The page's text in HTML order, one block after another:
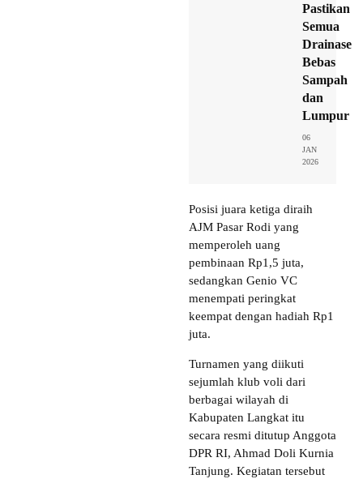
Pastikan
Semua
Drainase
Bebas
Sampah
dan
Lumpur
06
JAN
2026
Posisi juara ketiga diraih
AJM Pasar Rodi yang
memperoleh uang
pembinaan Rp1,5 juta,
sedangkan Genio VC
menempati peringkat
keempat dengan hadiah Rp1
juta.
Turnamen yang diikuti
sejumlah klub voli dari
berbagai wilayah di
Kabupaten Langkat itu
secara resmi ditutup Anggota
DPR RI, Ahmad Doli Kurnia
Tanjung. Kegiatan tersebut